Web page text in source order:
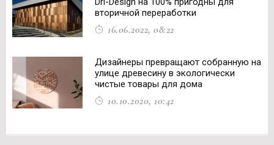
вторичной переработки
16.06.2022, 08:22
Дизайнеры превращают собранную на
улице древесину в экологически
чистые товары для дома
10.10.2020, 10:42